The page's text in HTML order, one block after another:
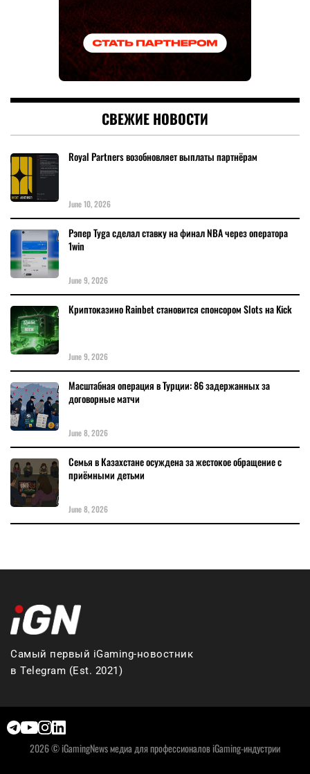
СВЕЖИЕ НОВОСТИ
Royal Partners возобновляет выплаты партнёрам
June 10, 2026
Рэпер Tyga сделал ставку на финал NBA через оператора
1win
June 9, 2026
Криптоказино Rainbet становится спонсором Slots на Kick
June 9, 2026
Масштабная операция в Турции: 86 задержанных за
договорные матчи
June 8, 2026
Семья в Казахстане осуждена за жестокое обращение с
приёмными детьми
June 8, 2026
Самый первый iGaming-новостник
в Telegram (Est. 2021)
2026 © iGamingNews медиа для профессионалов iGaming-индустрии